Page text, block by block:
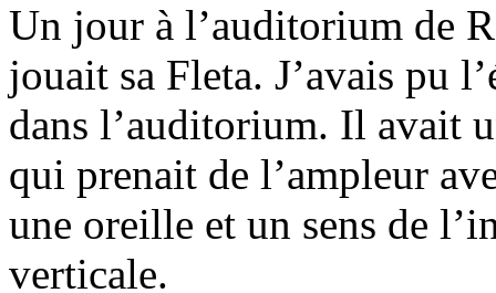
Un jour à l’auditorium de
jouait sa Fleta. J’avais pu
dans l’auditorium. Il avait
qui prenait de l’ampleur
une oreille et un sens de
verticale.